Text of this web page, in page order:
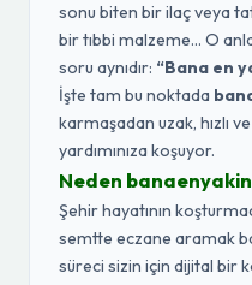
sonu biten bir ilaç veya
bir tıbbi malzeme... O
soru aynıdır: “Bana en
İşte tam bu noktada
karmaşadan uzak, hızlı
yardımınıza koşuyor.
Neden
Şehir hayatının
semtte eczane aramak
süreci sizin için dijital bir